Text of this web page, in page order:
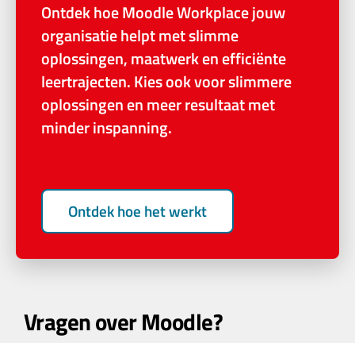
Ontdek hoe Moodle Workplace jouw
organisatie helpt met slimme
oplossingen, maatwerk en efficiënte
leertrajecten. Kies ook voor slimmere
oplossingen en meer resultaat met
minder inspanning.
Ontdek hoe het werkt
Vragen over Moodle?